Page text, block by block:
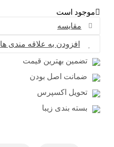
موجود است
مقایسه
افزودن به علاقه مندی ها
تضمین بهترین قیمت
ضمانت اصل بودن
تحویل اکسپرس
بسته بندی زیبا